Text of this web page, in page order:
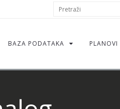
Search
form
BAZA PODATAKA PLANOVI